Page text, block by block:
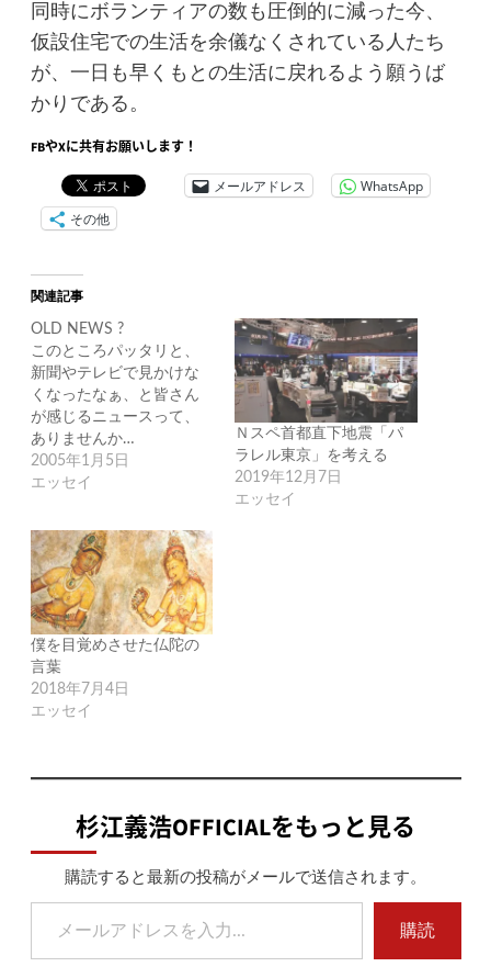
同時にボランティアの数も圧倒的に減った今、
仮設住宅での生活を余儀なくされている人たち
が、一日も早くもとの生活に戻れるよう願うば
かりである。
FBやXに共有お願いします！
メールアドレス
WhatsApp
その他
関連記事
OLD NEWS ?
このところパッタリと、
新聞やテレビで見かけな
くなったなぁ、と皆さん
が感じるニュースって、
ありませんか…
2005年1月5日
エッセイ
Ｎスペ首都直下地震「パ
ラレル東京」を考える
2019年12月7日
エッセイ
僕を目覚めさせた仏陀の
言葉
2018年7月4日
エッセイ
杉江義浩OFFICIALをもっと見る
購読すると最新の投稿がメールで送信されます。
メールアドレスを入力...
購読